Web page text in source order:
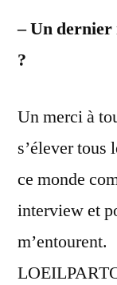
– Un
?
Un merci à
s’élever tous
ce monde
interview et
m’entourent.